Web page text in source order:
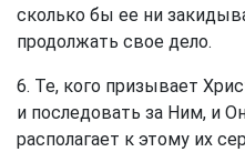
сколько бы ее ни
продолжать свое дело.
6. Те, кого призывает
и последовать за Ним, и
располагает к этому их